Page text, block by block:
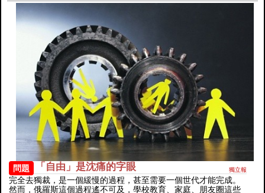
問題 「自由」是沈痛的字眼 獨立報
完全去獨裁，是一個緩慢的過程，甚至需要一個世代才能完成。
然而，俄羅斯這個過程遙不可及，學校教育、家庭、朋友圈這些